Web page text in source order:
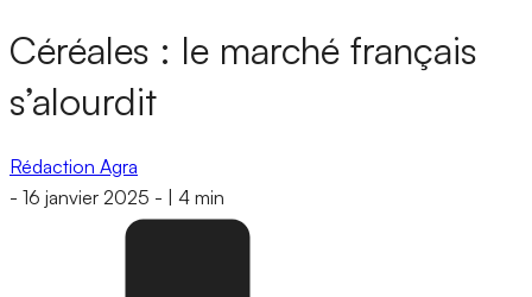
Céréales : le marché français
s’alourdit
Rédaction Agra
- 16 janvier 2025 - 4 min